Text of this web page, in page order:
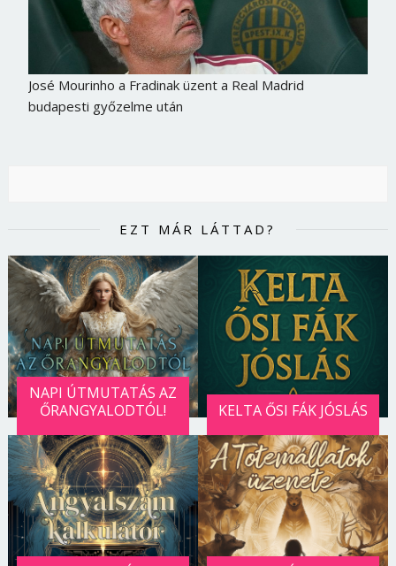
José Mourinho a Fradinak üzent a Real Madrid
budapesti győzelme után
EZT MÁR LÁTTAD?
NAPI ÚTMUTATÁS AZ
ŐRANGYALODTÓL!
KELTA ŐSI FÁK JÓSLÁS
Borsonline bejelentkezés
E-mail cím vagy felhasználónév